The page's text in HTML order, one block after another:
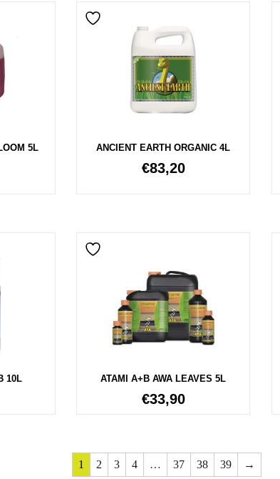
5L ANCIENT EARTH ORGANIC 4L
€83,20
10L ATAMI A+B AWA LEAVES 5L
€33,90
1 2 3 4 … 37 38 39 →